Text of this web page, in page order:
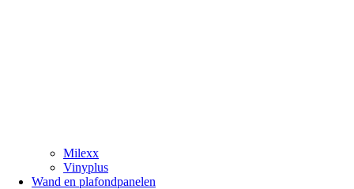
Milexx
Vinyplus
Wand en plafondpanelen